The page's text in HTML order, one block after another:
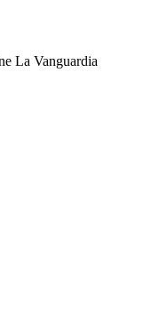
La Vanguardia